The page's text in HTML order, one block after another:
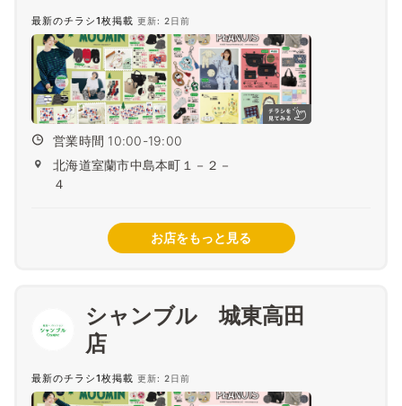
最新のチラシ1枚掲載 更新: 2日前
営業時間 10:00-19:00
北海道室蘭市中島本町１－２－
４
お店をもっと見る
シャンブル 城東高田
最新のチラシ1枚掲載 更新: 2日前